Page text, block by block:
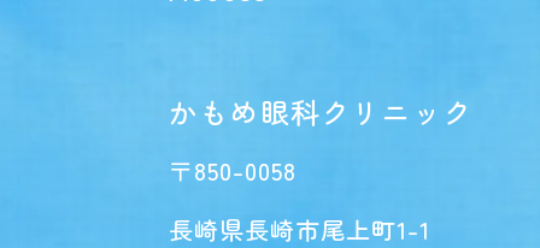
かもめ眼科クリニック
〒850-0058
長崎県長崎市尾上町1-1